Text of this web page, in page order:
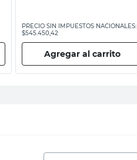
PRECIO SIN IMPUESTOS NACIONALES:
$545.450,42
Agregar al carrito